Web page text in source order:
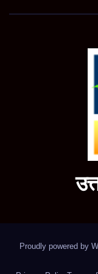
Proudly powered by